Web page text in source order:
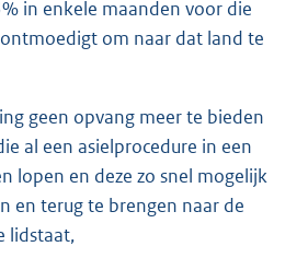
in enkele maanden voor die
om naar dat land te
geen opvang meer te bieden
al een asielprocedure in een
lopen en deze zo snel mogelijk
en terug te brengen naar de
lidstaat,